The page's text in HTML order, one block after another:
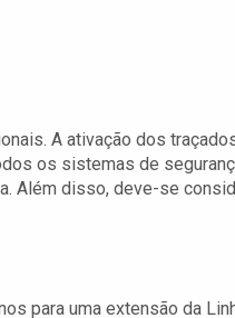
A ativação dos
os sistemas de
Além disso, deve-se
para uma extensão da